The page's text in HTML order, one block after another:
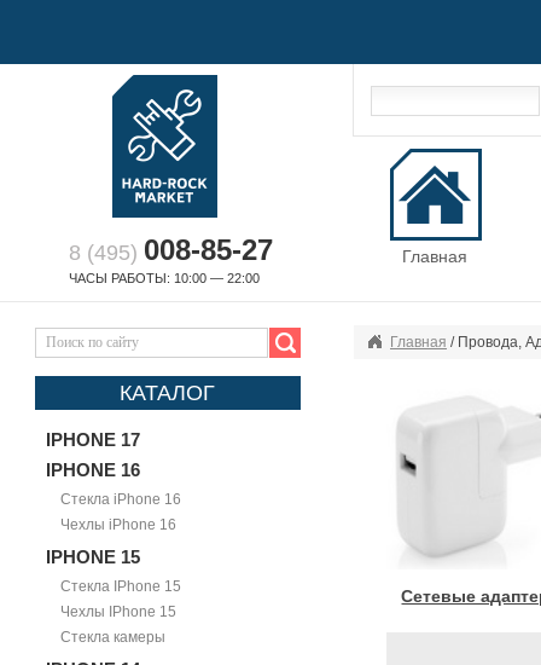
8 (495) 008-85-27
ЧАСЫ РАБОТЫ: 10:00 — 22:00
Главная
КАТАЛОГ
IPHONE 17
IPHONE 16
Стекла iPhone 16
Чехлы iPhone 16
IPHONE 15
Стекла IPhone 15
Чехлы IPhone 15
Стекла камеры
Главная / Провода,
Сетевые